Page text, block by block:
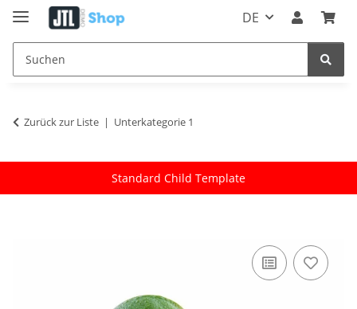
DE
Zurück zur Liste Unterkategorie 1
Standard Child Template